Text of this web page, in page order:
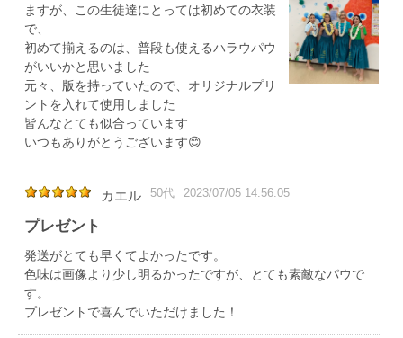
ますが、この生徒達にとっては初めての衣装
で、
初めて揃えるのは、普段も使えるハラウパウ
がいいかと思いました
元々、版を持っていたので、オリジナルプリ
ントを入れて使用しました
皆んなとても似合っています
いつもありがとうございます😊
カエル 50代 2023/07/05 14:56:05
プレゼント
発送がとても早くてよかったです。
色味は画像より少し明るかったですが、とても素敵なパウで
す。
プレゼントで喜んでいただけました！